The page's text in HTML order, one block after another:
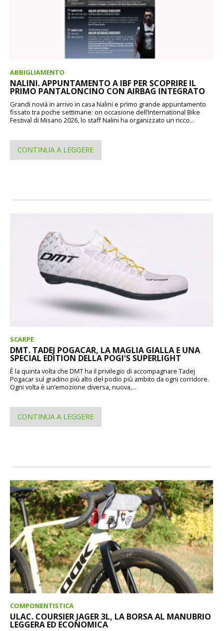
ABBIGLIAMENTO
NALINI. APPUNTAMENTO A IBF PER SCOPRIRE IL
PRIMO PANTALONCINO CON AIRBAG INTEGRATO
Grandi novià in arrivo in casa Nalini e primo grande appuntamento
fissato tra poche settimane: on occasione dell’International Bike
Festival di Misano 2026, lo staff Nalini ha organizzato un ricco...
CONTINUA A LEGGERE
SCARPE
DMT. TADEJ POGACAR, LA MAGLIA GIALLA E UNA
SPECIAL EDITION DELLA POGI'S SUPERLIGHT
È la quinta volta che DMT ha il privilegio di accompagnare Tadej
Pogacar sul gradino più alto del podio più ambito da ogni corridore.
Ogni volta è un’emozione diversa, nuova,...
CONTINUA A LEGGERE
COMPONENTISTICA
ULAC. COURSIER JAGER 3L, LA BORSA AL MANUBRIO
LEGGERA ED ECONOMICA